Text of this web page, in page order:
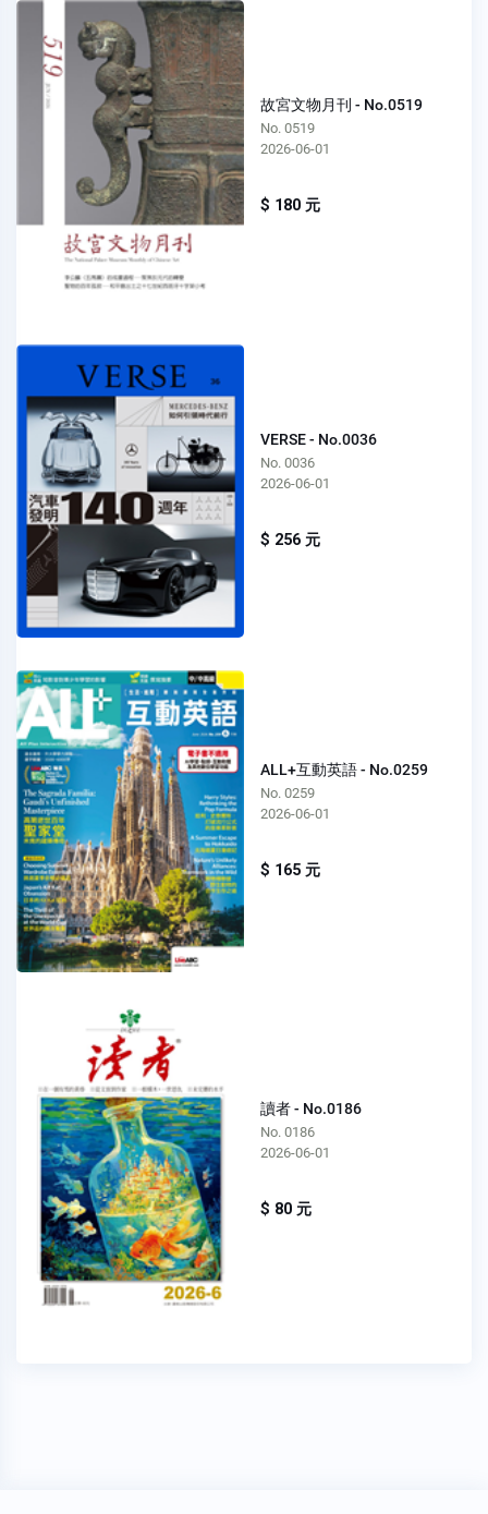
故宮文物月刊 - No.0519
No. 0519
2026-06-01
$ 180 元
VERSE - No.0036
No. 0036
2026-06-01
$ 256 元
ALL+互動英語 - No.0259
No. 0259
2026-06-01
$ 165 元
讀者 - No.0186
No. 0186
2026-06-01
$ 80 元